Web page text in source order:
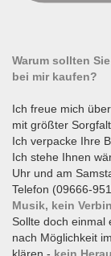
Warum sollten
bei mir kaufen?
Ich freue mich
mit größter
Ich verpacke Ihre
Ich stehe Ihnen
Uhr und am
Telefon (09666-
Musik, kein
Sollte doch einmal
nach Möglichkeit